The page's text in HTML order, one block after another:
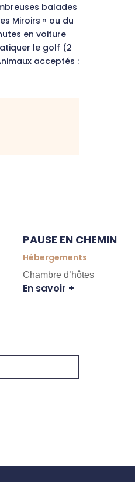
balades
Miroirs » ou du
en voiture
le golf (2
acceptés :
PAUSE EN CHEMIN
Hébergements
Chambre d’hôtes
En savoir +